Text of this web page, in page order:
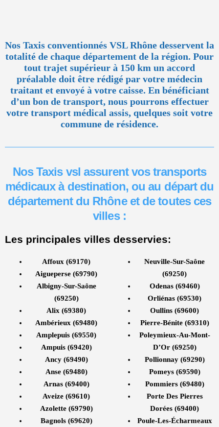
Nos Taxis conventionnés VSL Rhône desservent la
totalité de chaque département de la région. Pour
tout trajet supérieur à 150 km un accord
préalable doit être rédigé par votre médecin
traitant et envoyé à votre caisse. En bénéficiant
d’un bon de transport, nous pourrons effectuer
votre transport médical assis, quelques soit votre
commune de résidence.
Nos Taxis vsl assurent vos transports
médicaux à destination, ou au départ du
département du Rhône et de toutes ces
villes :
Les principales villes desservies:
Affoux (69170)
Aigueperse (69790)
Albigny-Sur-Saône
(69250)
Alix (69380)
Ambérieux (69480)
Amplepuis (69550)
Ampuis (69420)
Ancy (69490)
Anse (69480)
Arnas (69400)
Aveize (69610)
Azolette (69790)
Bagnols (69620)
Neuville-Sur-Saône
(69250)
Odenas (69460)
Orliénas (69530)
Oullins (69600)
Pierre-Bénite (69310)
Poleymieux-Au-Mont-
D’Or (69250)
Pollionnay (69290)
Pomeys (69590)
Pommiers (69480)
Porte Des Pierres
Dorées (69400)
Poule-Les-Écharmeaux